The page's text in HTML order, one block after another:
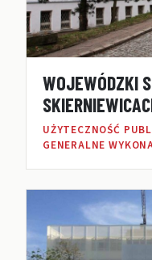
WOJEWÓDZKI
UŻYTECZNOŚĆ
GENERALNE